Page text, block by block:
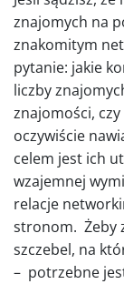
znajomych na
znakomitym
pytanie: jakie
liczby
znajomości,
oczywiście
celem jest ich
wzajemnej
relacje
stronom. Żeby
szczebel, na
– potrzebne